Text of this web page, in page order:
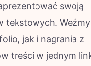
swoją
tekstowych. Weźmy
jak i nagrania z
treści w jednym